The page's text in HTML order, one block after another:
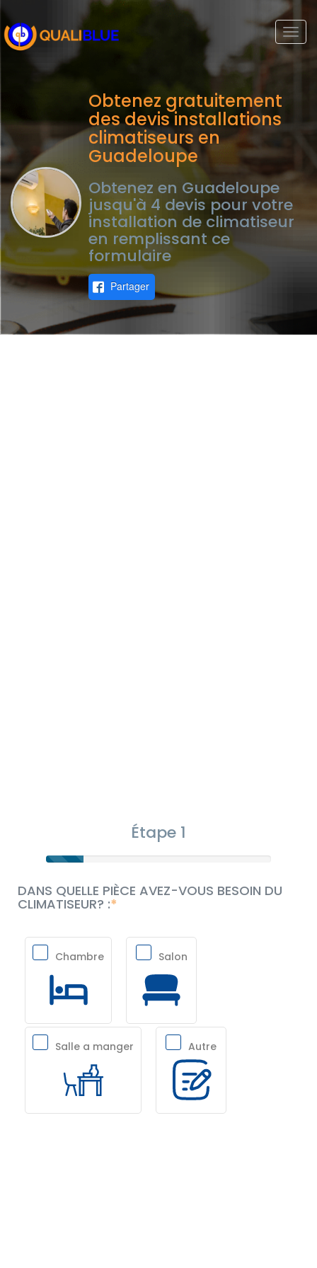
Obtenez gratuitement
des devis installations
climatiseurs en
Guadeloupe
Obtenez en Guadeloupe
jusqu'à 4 devis pour votre
installation de climatiseur
en remplissant ce
formulaire
Partager
Étape 1
DANS QUELLE PIÈCE AVEZ-VOUS BESOIN DU
CLIMATISEUR? :
Chambre Salon
Salle a manger Autre